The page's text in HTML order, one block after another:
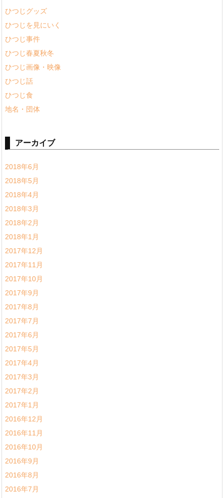
ひつじグッズ
ひつじを見にいく
ひつじ事件
ひつじ春夏秋冬
ひつじ画像・映像
ひつじ話
ひつじ食
地名・団体
アーカイブ
2018年6月
2018年5月
2018年4月
2018年3月
2018年2月
2018年1月
2017年12月
2017年11月
2017年10月
2017年9月
2017年8月
2017年7月
2017年6月
2017年5月
2017年4月
2017年3月
2017年2月
2017年1月
2016年12月
2016年11月
2016年10月
2016年9月
2016年8月
2016年7月